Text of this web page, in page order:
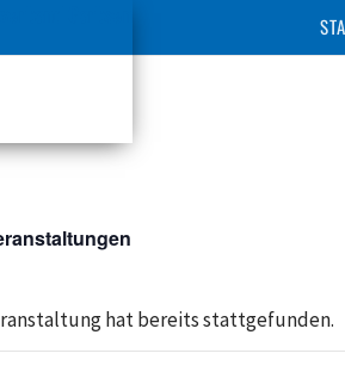
hat bereits stattgefunden.